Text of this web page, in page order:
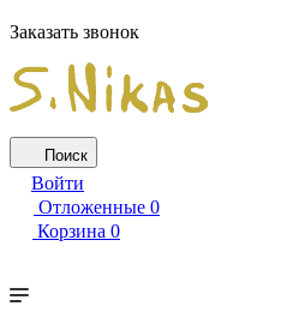
Заказать звонок
Поиск
Войти
Отложенные 0
Корзина 0